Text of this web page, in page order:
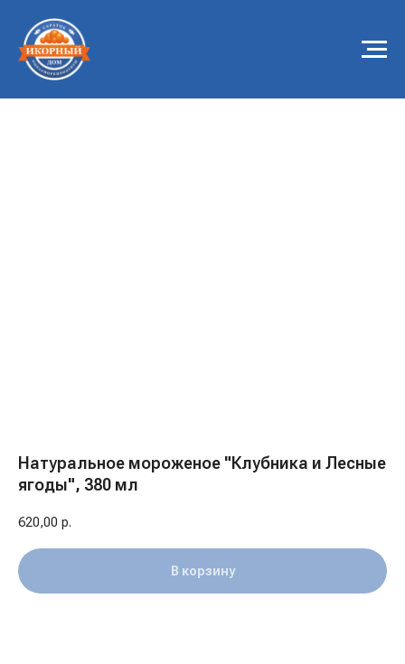
Натуральное мороженое "Клубника и Лесные
ягоды", 380 мл
620,00 р.
В корзину